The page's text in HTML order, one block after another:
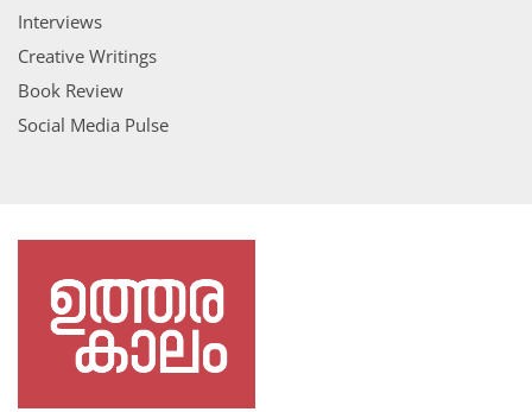
Interviews
Creative Writings
Book Review
Social Media Pulse